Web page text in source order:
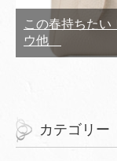
この春持ちた
ウ他
カテゴリー